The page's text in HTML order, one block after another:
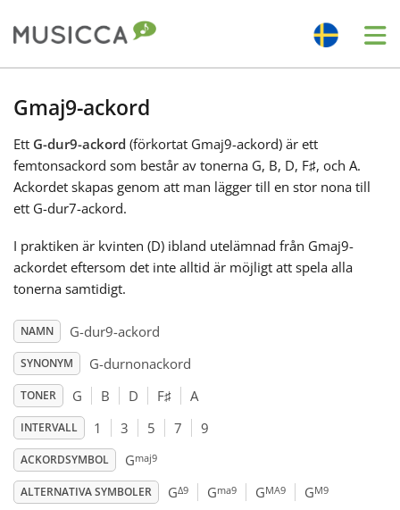
Български
Dansk
Deutsch
Español
Français
한국어
Gmaj9-ackord
Ett G-dur9-ackord (förkortat Gmaj9-ackord) är ett
femtonsackord som består av tonerna G, B, D, F♯, och A.
Ackordet skapas genom att man lägger till en stor nona till
ett G-dur7-ackord.
I praktiken är kvinten (D) ibland utelämnad från Gmaj9-
ackordet eftersom det inte alltid är möjligt att spela alla
tonerna samtidigt.
NAMN G-dur9-ackord
SYNONYM G-durnonackord
TONER G B D F♯ A
INTERVALL 1 3 5 7 9
ACKORDSYMBOL Gmaj9
ALTERNATIVA SYMBOLER GΔ9 Gma9 GMA9 GM9